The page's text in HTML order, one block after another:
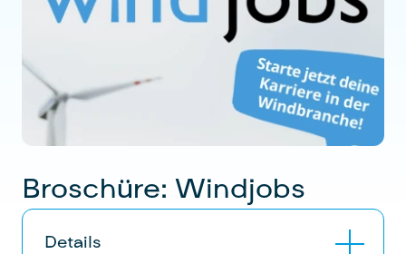
zzgl. Versand
Broschüre: Windjobs
Details